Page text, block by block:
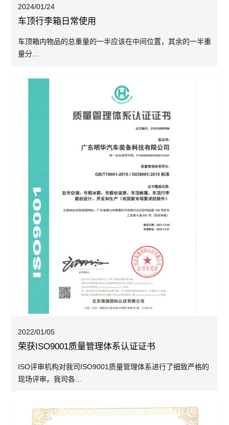
2024/01/24
车顶行李箱日常使用
车顶箱内物品的总重量的一半应该在中间位置，其余的一半重
量分...
2022/01/05
荣获ISO9001质量管理体系认证证书
ISO评审机构对我司ISO9001质量管理体系进行了细致严格的
现场评审。我司各...